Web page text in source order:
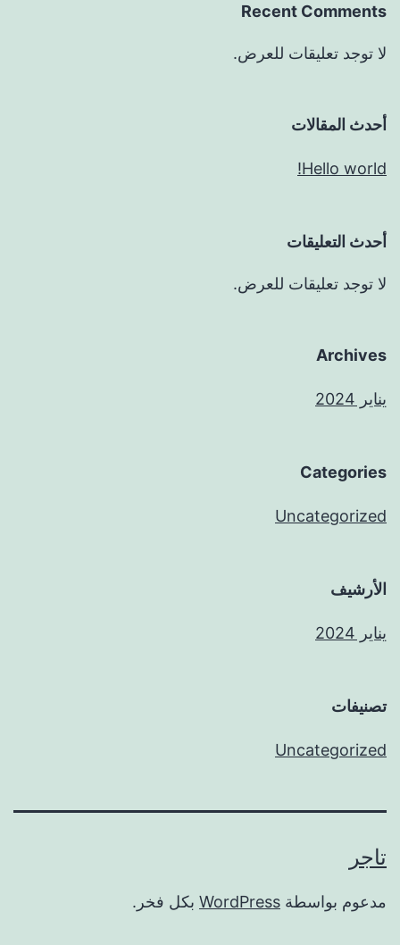
Recent Comments
لا توجد تعليقات للعرض.
أحدث المقالات
Hello world!
أحدث التعليقات
لا توجد تعليقات للعرض.
Archives
يناير 2024
Categories
Uncategorized
الأرشيف
يناير 2024
تصنيفات
Uncategorized
تاجر
مدعوم بواسطة WordPress بكل فخر.